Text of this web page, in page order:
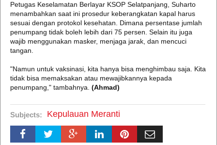
Petugas Keselamatan Berlayar KSOP Selatpanjang, Suharto
menambahkan saat ini prosedur keberangkatan kapal harus
sesuai dengan protokol kesehatan. Dimana persentase jumlah
penumpang tidak boleh lebih dari 75 persen. Selain itu juga
wajib menggunakan masker, menjaga jarak, dan mencuci
tangan.
"Namun untuk vaksinasi, kita hanya bisa menghimbau saja. Kita
tidak bisa memaksakan atau mewajibkannya kepada
penumpang," tambahnya. (Ahmad)
Subjects: Kepulauan Meranti